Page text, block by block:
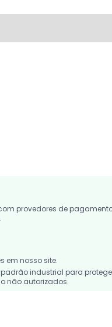
provedores de
em nosso site.
industrial para
não autorizados.